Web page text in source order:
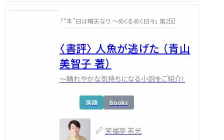
「“本”日は晴天なり ～めくるめく日々」 第2回
〈書評〉 人魚が逃げた （青山
美智子 著）
～晴れやかな気持ちになる小説をご紹介！
落語 Books
笑福亭 茶光